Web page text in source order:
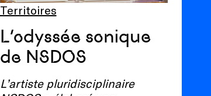
Territoires
L’odyssée sonique
de NSDOS
L’artiste pluridisciplinaire